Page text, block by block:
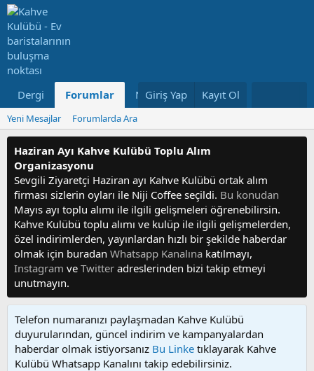
Dergi Forumlar Neler Yeni Kullanıcılar
Giriş Yap Kayıt Ol
Yeni Mesajlar Forumlarda Ara
Haziran Ayı Kahve Kulübü Toplu Alım
Organizasyonu
Sevgili Ziyaretçi Haziran ayı Kahve Kulübü ortak alım
firması sizlerin oyları ile Niji Coffee seçildi. Bu konudan
Mayıs ayı toplu alımı ile ilgili gelişmeleri öğrenebilirsin.
Kahve Kulübü toplu alımı ve kulüp ile ilgili gelişmelerden,
özel indirimlerden, yayınlardan hızlı bir şekilde haberdar
olmak için buradan Whatsapp Kanalına katılmayı,
Instagram ve Twitter adreslerinden bizi takip etmeyi
unutmayın.
Telefon numaranızı paylaşmadan Kahve Kulübü
duyurularından, güncel indirim ve kampanyalardan
haberdar olmak istiyorsanız Bu Linke tıklayarak Kahve
Kulübü Whatsapp Kanalını takip edebilirsiniz.